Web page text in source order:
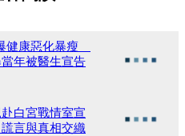
健康惡化暴瘦
年被醫生宣告
白宮戰情室宣
言與真相交織